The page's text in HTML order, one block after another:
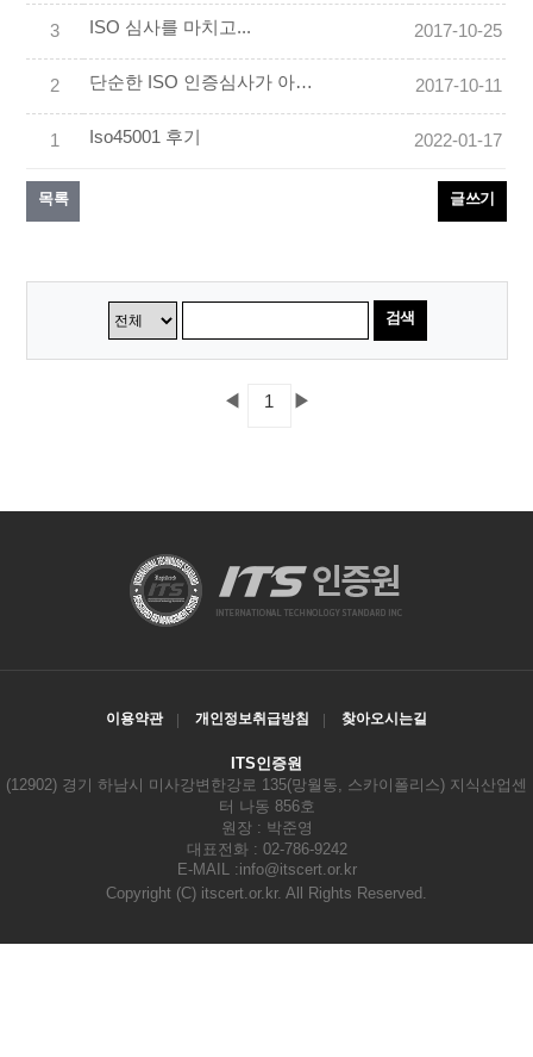
3 ISO 심사를 마치고... 2017-10-25
2 단순한 ISO 인증심사가 아니라 알찬 시간이었습니다 2017-10-11
1 Iso45001 후기 2022-01-17
목록 글쓰기
검색
◀ 1 ▶
이용약관 개인정보취급방침 찾아오시는길
ITS인증원
(12902) 경기 하남시 미사강변한강로 135(망월동, 스카이폴리스) 지식산업센
터 나동 856호
원장 : 박준영
대표전화 : 02-786-9242
E-MAIL :info@itscert.or.kr
Copyright (C) itscert.or.kr. All Rights Reserved.